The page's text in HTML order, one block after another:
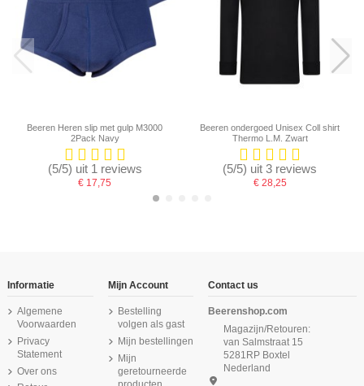
Beeren Heren slip met gulp M3000
2Pack Navy
(5/5) uit 1 reviews
€ 17,75
Beeren ondergoed Unisex Coll shirt
Thermo L.M. Zwart
(5/5) uit 3 reviews
€ 28,25
Informatie
Algemene
Voorwaarden
Privacy
Statement
Over ons
Mijn Account
Bestelling
volgen als gast
Mijn bestellingen
Mijn
geretourneerde
Contact us
Beerenshop.com
Magazijn/Retouren:
van Salmstraat 15
5281RP Boxtel
Nederland